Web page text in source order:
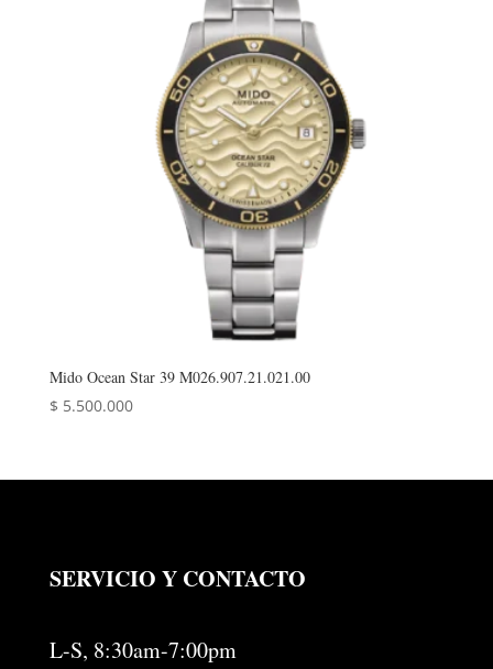
Mido Ocean Star 39 M026.907.21.021.00
$ 5.500.000
SERVICIO Y CONTACTO
L-S, 8:30am-7:00pm